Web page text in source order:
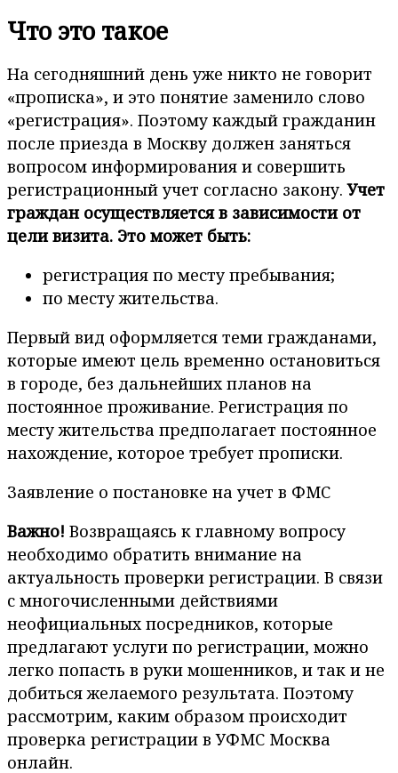
Что это такое
На сегодняшний день уже никто не говорит
«прописка», и это понятие заменило слово
«регистрация». Поэтому каждый гражданин
после приезда в Москву должен заняться
вопросом информирования и совершить
регистрационный учет согласно закону.Учет
граждан осуществляется в зависимости от
цели визита. Это может быть:
регистрация по месту пребывания;
по месту жительства.
Первый вид оформляется теми гражданами,
которые имеют цель временно остановиться
в городе, без дальнейших планов на
постоянное проживание. Регистрация по
месту жительства предполагает постоянное
нахождение, которое требует прописки.
Заявление о постановке на учет в ФМС
Важно! Возвращаясь к главному вопросу
необходимо обратить внимание на
актуальность проверки регистрации. В связи
с многочисленными действиями
неофициальных посредников, которые
предлагают услуги по регистрации, можно
легко попасть в руки мошенников, и так и не
добиться желаемого результата. Поэтому
рассмотрим, каким образом происходит
проверка регистрации в УФМС Москва
онлайн.